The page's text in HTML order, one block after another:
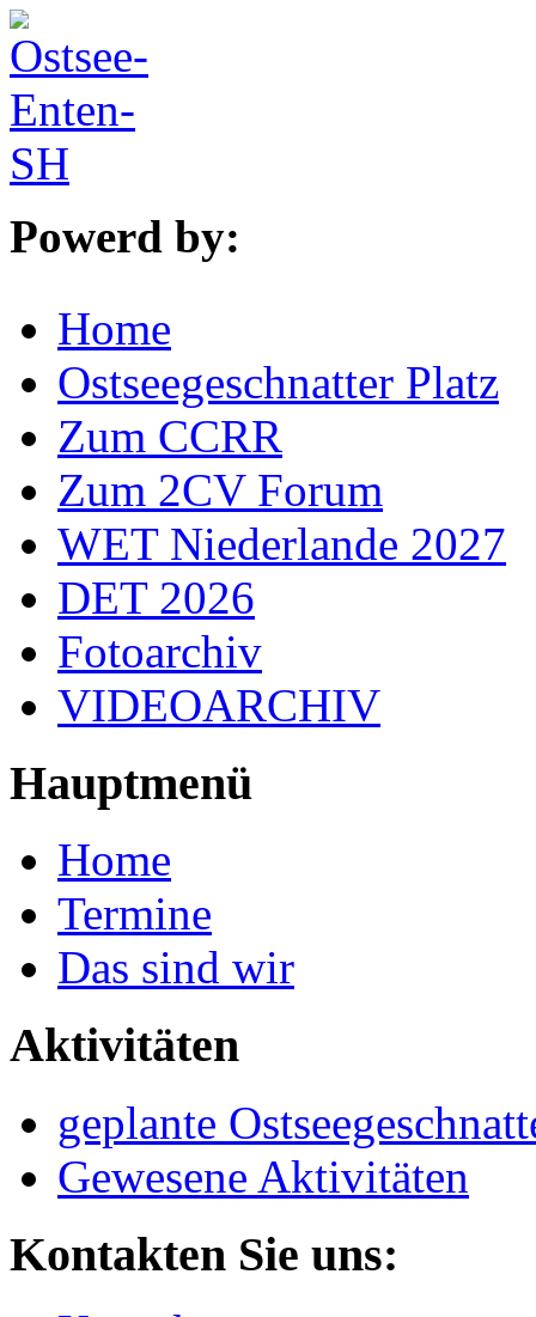
Powerd by:
Home
Ostseegeschnatter Platz
Zum CCRR
Zum 2CV Forum
WET Niederlande 2027
DET 2026
Fotoarchiv
VIDEOARCHIV
Hauptmenü
Home
Termine
Das sind wir
Aktivitäten
geplante
Gewesene Aktivitäten
Kontakten Sie uns: